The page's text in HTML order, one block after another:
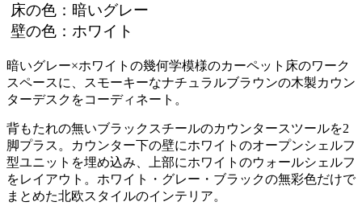
床の色：暗いグレー
壁の色：ホワイト
暗いグレー×ホワイトの幾何学模様のカーペット床のワーク
スペースに、スモーキーなナチュラルブラウンの木製カウン
ターデスクをコーディネート。
背もたれの無いブラックスチールのカウンタースツールを2
脚プラス。カウンター下の壁にホワイトのオープンシェルフ
型ユニットを埋め込み、上部にホワイトのウォールシェルフ
をレイアウト。ホワイト・グレー・ブラックの無彩色だけで
まとめた北欧スタイルのインテリア。